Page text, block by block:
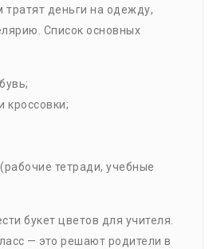
тратят деньги на одежду,
Список основных
кроссовки;
тетради, учебные
букет цветов для учителя.
— это решают родители в